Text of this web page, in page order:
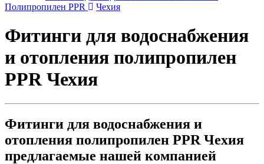
Полипропилен PPR
Чехия
Фитинги для водоснабжения
и отопления полипропилен
PPR Чехия
Фитинги для водоснабжения и
отопления полипропилен PPR Чехия
предлагаемые нашей компанией